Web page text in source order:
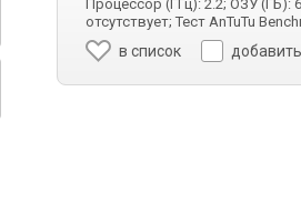
Процессор (ГГц): 2.2; ОЗУ (ГБ):
отсутствует; Тест AnTuTu
в список